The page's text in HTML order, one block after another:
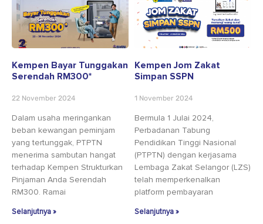
Kempen Bayar Tunggakan
Serendah RM300*
22 November 2024
Dalam usaha meringankan
beban kewangan peminjam
yang tertunggak, PTPTN
menerima sambutan hangat
terhadap Kempen Strukturkan
Pinjaman Anda Serendah
RM300. Ramai
Selanjutnya »
Kempen Jom Zakat
Simpan SSPN
1 November 2024
Bermula 1 Julai 2024,
Perbadanan Tabung
Pendidikan Tinggi Nasional
(PTPTN) dengan kerjasama
Lembaga Zakat Selangor (LZS)
telah memperkenalkan
platform pembayaran
Selanjutnya »